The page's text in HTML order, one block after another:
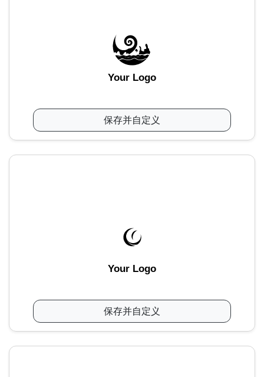
Your Logo
保存并自定义
Your Logo
保存并自定义